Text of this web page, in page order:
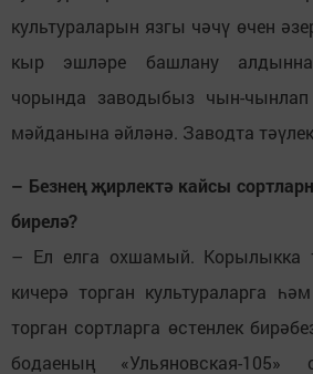
культураларын язгы чәчү өчен
кыр эшләре башлану
чорында заводыбыз чын-
мәйданына әйләнә. Заводта
– Безнең җирлектә кайсы
бирелә?
– Ел елга охшамый. Корылыкка
кичерә торган культураларга
торган сортларга өстенлек
бодаеның «Ульяновская-